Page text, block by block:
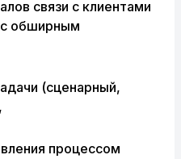
связи с клиентами
обширным
(сценарный,
процессом